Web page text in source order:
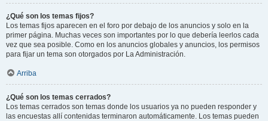
¿Qué son los temas fijos?
Los temas fijos aparecen en el foro por debajo de los anuncios y solo en la
primer página. Muchas veces son importantes por lo que debería leerlos cada
vez que sea posible. Como en los anuncios globales y anuncios, los permisos
para fijar un tema son otorgados por La Administración.
Arriba
¿Qué son los temas cerrados?
Los temas cerrados son temas donde los usuarios ya no pueden responder y
las encuestas allí contenidas terminaron automáticamente. Los temas pueden